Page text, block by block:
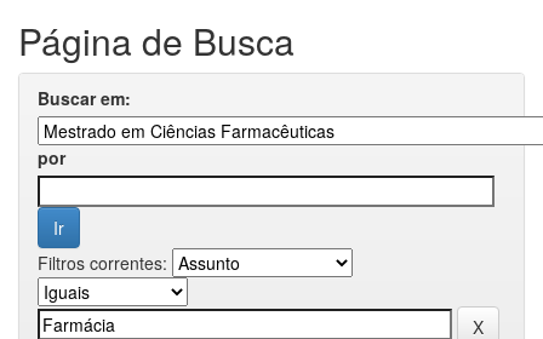
Página de Busca
Buscar em:
por
Filtros correntes: